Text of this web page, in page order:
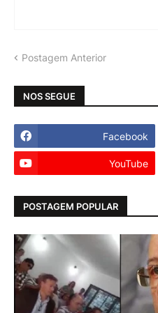
Postagem Anterior
NOS SEGUE
Facebook
YouTube
POSTAGEM POPULAR